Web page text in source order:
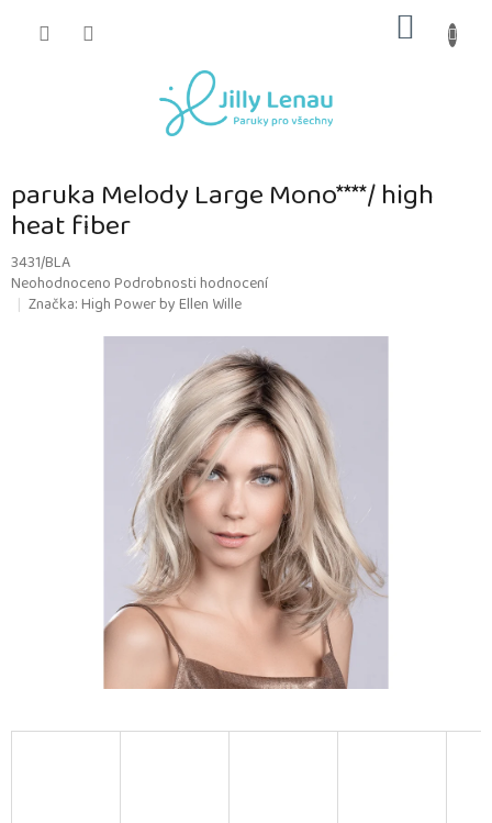
KOŠÍK
paruka Melody Large Mono****/ high
heat fiber
3431/BLA
Průměrné
hodnocení
NeohodnocenoPodrobnosti hodnocení
Značka:High Power by Ellen Wille